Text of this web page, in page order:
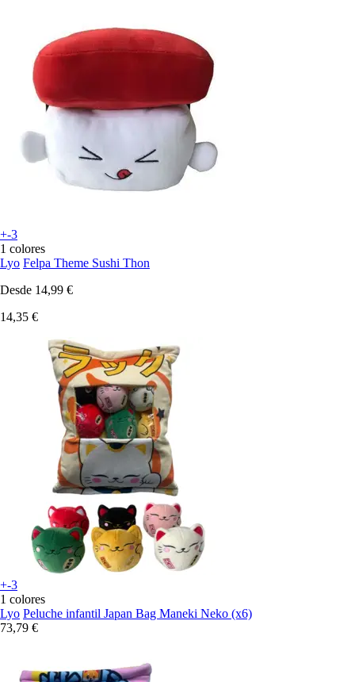
+-3
1 colores
Lyo Felpa Theme Sushi Thon
Desde 14,99 €
14,35 €
+-3
1 colores
Lyo Peluche infantil Japan Bag Maneki Neko (x6)
73,79 €